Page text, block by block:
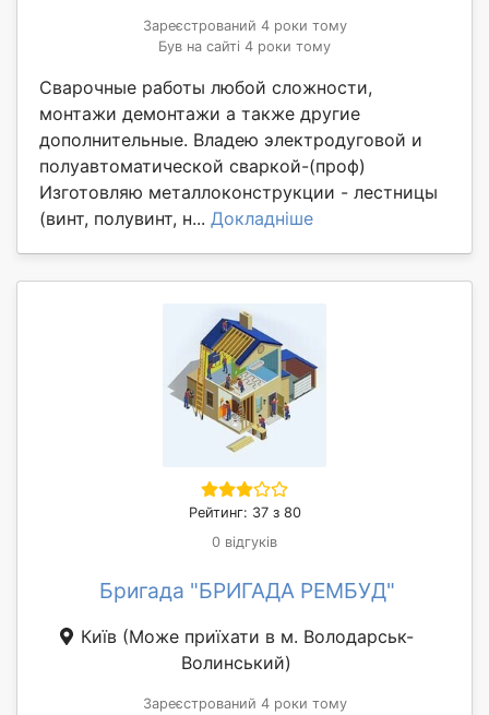
Зареєстрований 4 роки тому
Був на сайті 4 роки тому
Сварочные работы любой сложности,
монтажи демонтажи а также другие
дополнительные. Владею электродуговой и
полуавтоматической сваркой-(проф)
Изготовляю металлоконструкции - лестницы
(винт, полувинт, н... Докладніше
Рейтинг: 37 з 80
0 відгуків
Бригада "БРИГАДА РЕМБУД"
Київ (Може приїхати в м. Володарськ-
Волинський)
Зареєстрований 4 роки тому